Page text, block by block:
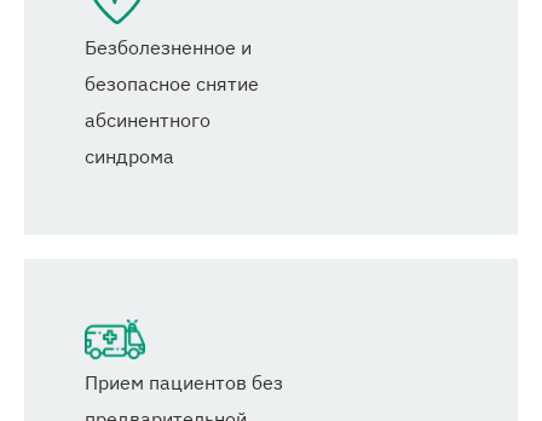
Безболезненное и
безопасное снятие
абсинентного
синдрома
Прием пациентов без